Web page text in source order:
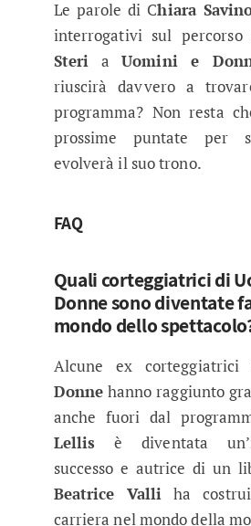
Le parole di Chiara
interrogativi sul percorso
Steri aUomini e
riuscirà davvero a
programma? Non resta
prossime puntate per
evolverà il suo trono.
FAQ
Quali corteggiatrici di
Donne sono diventate
mondo dello
Alcune ex corteggiatrici
Donne hanno raggiunto
anche fuori dal
Lellis è diventata
successo e autrice di un
Beatrice Valli ha
carriera nel mondo della